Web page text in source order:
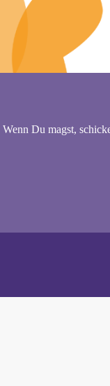
Wenn Du magst,